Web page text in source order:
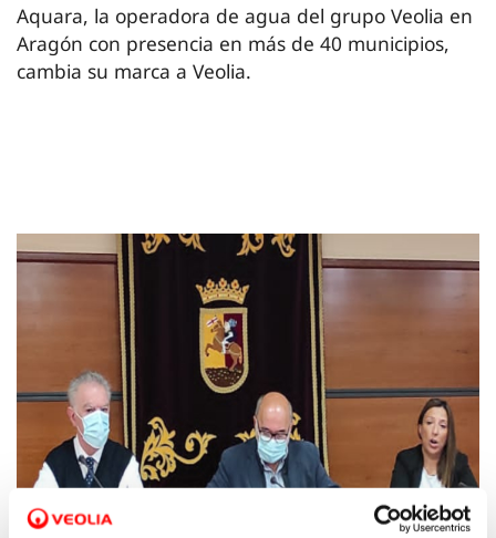
Aquara, la operadora de agua del grupo Veolia en
Aragón con presencia en más de 40 municipios,
cambia su marca a Veolia.